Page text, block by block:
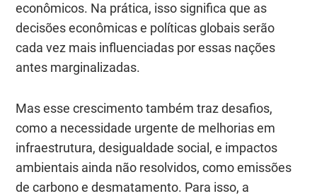
econômicos. Na prática, isso significa que as
decisões econômicas e políticas globais serão
cada vez mais influenciadas por essas nações
antes marginalizadas.
Mas esse crescimento também traz desafios,
como a necessidade urgente de melhorias em
infraestrutura, desigualdade social, e impactos
ambientais ainda não resolvidos, como emissões
de carbono e desmatamento. Para isso, a